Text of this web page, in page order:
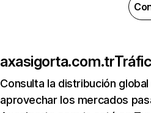
axasigorta.com.tr
Consulta la distribución
aprovechar los mercados